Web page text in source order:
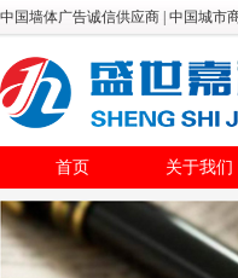
中国墙体广告诚信供应商 | 中国城市
首页 关于我们